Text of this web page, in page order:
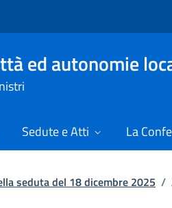
ed autonomie
Sedute e Atti La
seduta del 18 dicembre 2025 /